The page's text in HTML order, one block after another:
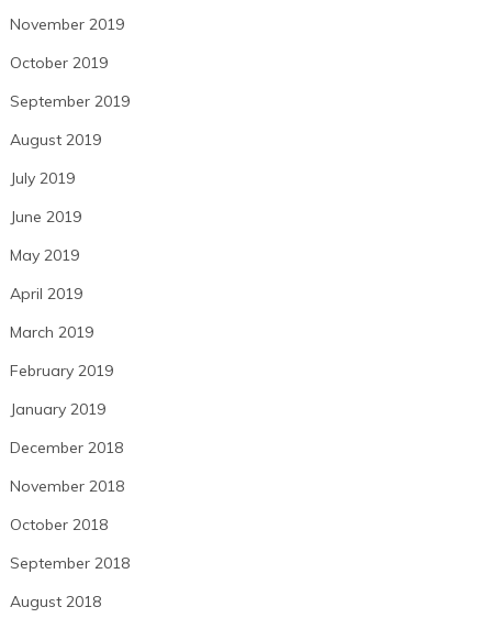
November 2019
October 2019
September 2019
August 2019
July 2019
June 2019
May 2019
April 2019
March 2019
February 2019
January 2019
December 2018
November 2018
October 2018
September 2018
August 2018